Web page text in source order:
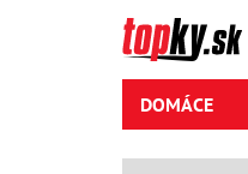
DOMÁCE